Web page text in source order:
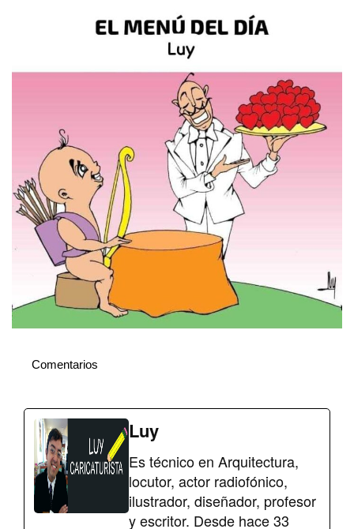
Comentarios
Luy
Es técnico en Arquitectura,
locutor, actor radiofónico,
ilustrador, diseñador, profesor
y escritor. Desde hace 33